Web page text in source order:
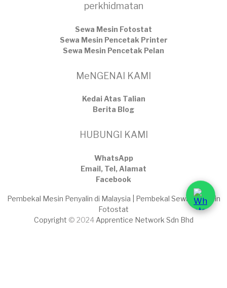
perkhidmatan
Sewa Mesin Fotostat
Sewa Mesin Pencetak Printer
Sewa Mesin Pencetak Pelan
MeNGENAI KAMI
Kedai Atas Talian
​Berita Blog
HUBUNGI KAMI
WhatsApp
Email, Tel, Alamat
Facebook
Pembekal Mesin Penyalin di Malaysia | Pembekal Sewaan Mesin
Fotostat
Copyright © 2024 Apprentice Network Sdn Bhd